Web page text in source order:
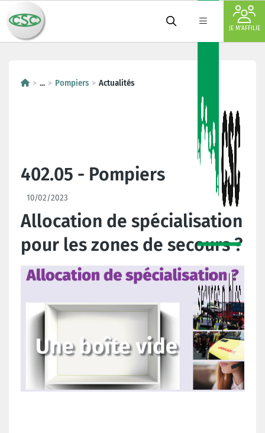
JE M'AFFILIE
... Pompiers Actualités
402.05 - Pompiers
10/02/2023
Allocation de spécialisation
pour les zones de secours ?